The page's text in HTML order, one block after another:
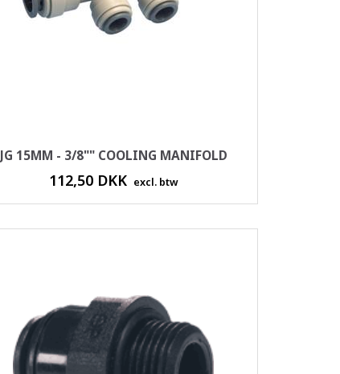
JG 15MM - 3/8"" COOLING MANIFOLD
112,50 DKK excl. btw